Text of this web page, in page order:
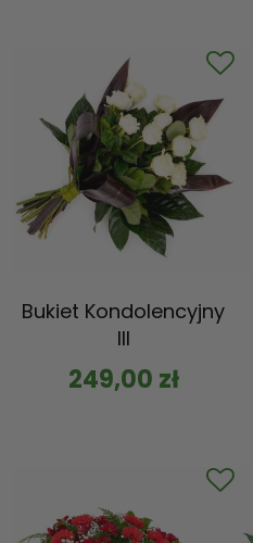
Bukiet Kondolencyjny
III
249,00 zł